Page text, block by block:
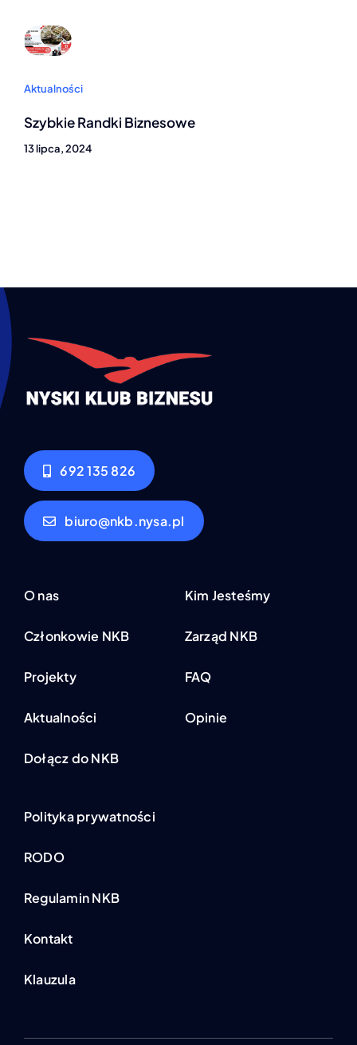
Aktualności
Szybkie Randki Biznesowe
13 lipca, 2024
692 135 826
biuro@nkb.nysa.pl
O nas
Członkowie NKB
Projekty
Aktualności
Dołącz do NKB
Kim Jesteśmy
Zarząd NKB
FAQ
Opinie
Polityka prywatności
RODO
Regulamin NKB
Kontakt
Klauzula